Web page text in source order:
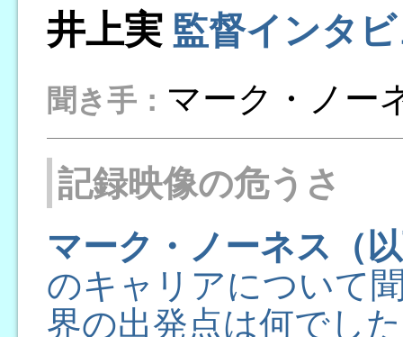
井上実監督インタ
聞き手： マーク・ノー
記録映像の危うさ
マーク・ノーネス（
のキャリアについて
界の出発点は何でし